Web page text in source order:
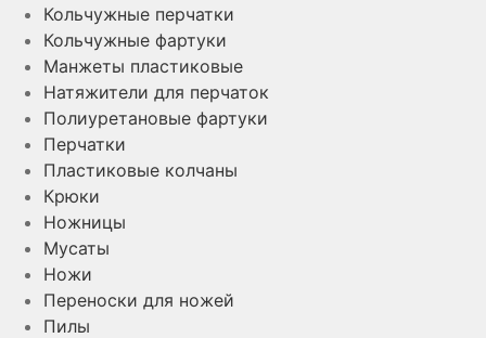
Кольчужные перчатки
Кольчужные фартуки
Манжеты пластиковые
Натяжители для перчаток
Полиуретановые фартуки
Перчатки
Пластиковые колчаны
Крюки
Ножницы
Мусаты
Ножи
Переноски для ножей
Пилы